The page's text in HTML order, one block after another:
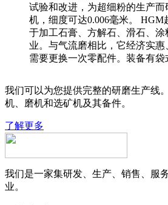
试验和改进，为超细粉的生产
机，细度可达0.006毫米。 HGM
于加工石膏、方解石、滑石、
业。与气流磨相比，它经济实
需要更换一次零配件。装备有袋
我们可以为您提供完整的研磨生产线
机、磨机和选矿机及其备件。
了解更多
我们是一家集研发、生产、销售、服
业。